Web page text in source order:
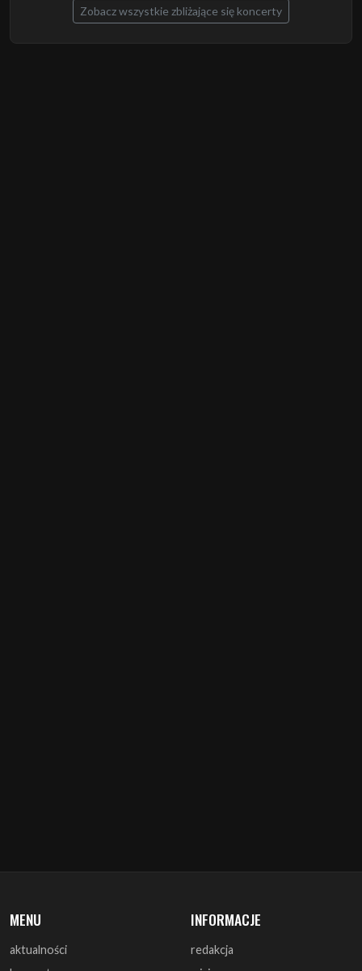
Zobacz wszystkie zbliżające się koncerty
MENU
aktualności
INFORMACJE
redakcja